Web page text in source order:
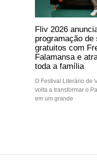
Fliv 2026
programação de
gratuitos com
Falamansa e
toda a família
O Festival Literário de
volta a transformar o
em um grande